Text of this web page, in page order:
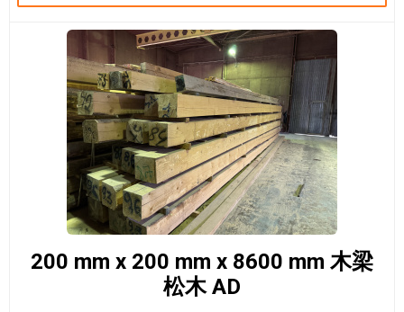
200 mm x 200 mm x 8600 mm 木梁
松木 AD